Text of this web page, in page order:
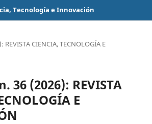
Tecnología e Innovación
CIENCIA, TECNOLOGÍA E
36 (2026): REVISTA
E